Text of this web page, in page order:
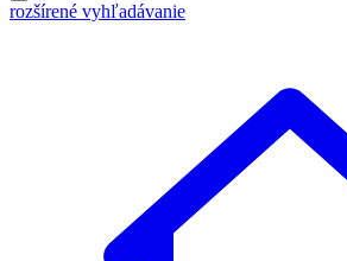
rozšírené vyhľadávanie